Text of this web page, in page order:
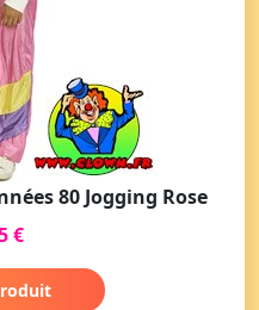
80 Jogging Rose
€